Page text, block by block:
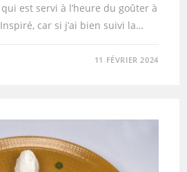
est servi à l’heure du goûter à
Inspiré, car si j’ai bien suivi la…
11 FÉVRIER 2024